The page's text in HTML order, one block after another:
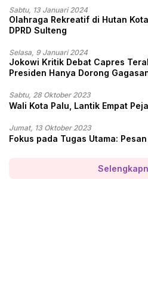
Sabtu, 13 Januari 2024
Olahraga Rekreatif di Hutan
DPRD Sulteng
Selasa, 9 Januari 2024
Jokowi Kritik Debat Capres
Presiden Hanya Dorong
Sabtu, 28 Oktober 2023
Wali Kota Palu, Lantik Empat
Jumat, 13 Oktober 2023
Fokus pada Tugas Utama: